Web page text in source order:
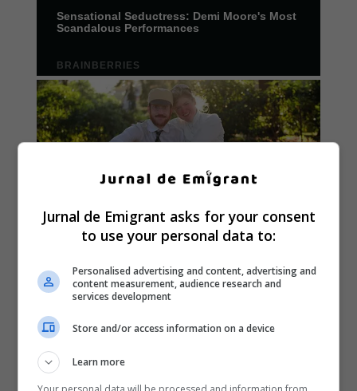
Jurnal de Emigrant asks for your consent
to use your personal data to:
Personalised advertising and content, advertising and
content measurement, audience research and
services development
Store and/or access information on a device
Learn more